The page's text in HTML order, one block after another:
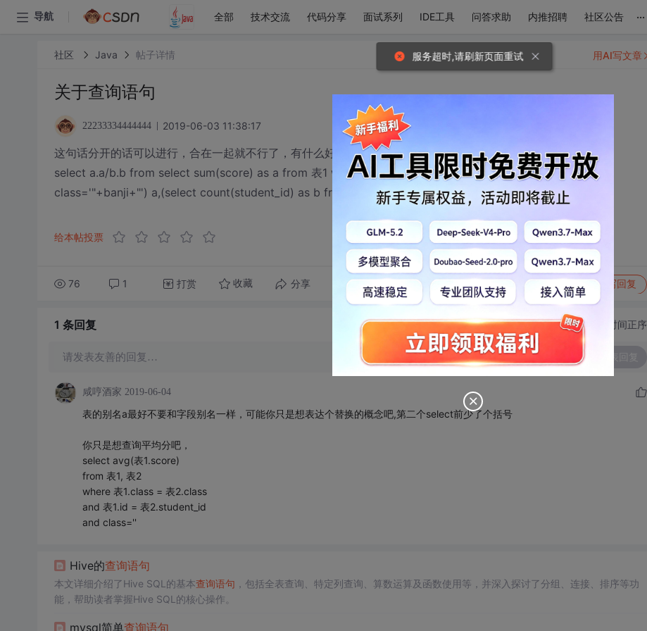
导航 全部 技术交流 代码分享 面试系列 IDE工具 问答求助 内推招聘 社区公告 ...
社区 Java 帖子详情
关于查询语句
22233334444444 2019-06-03 11:38:17
这句话分开的话可以进行，合在一起就不行了，有什么好的办法吗？
select a.a/b.b from select sum(score) as a from 表1 where id in (select student_id from 表2 where
class='"+banji+"') a,(select count(student_id) as b from 表2 where class='"+banji+"') b";
给本帖投票
76 1 打赏 收藏 分享 转发到动态 举报 写回复
用AI写文章
1 条回复 切换为时间正序
请发表友善的回复…
咸哼酒家 2019-06-04
表的别名a最好不要和字段别名一样，可能你只是想表达个替换的概念吧,第二个select前少了个括号
你只是想查询平均分吧，
select avg(表1.score)
from 表1, 表2
where 表1.class = 表2.class
and 表1.id = 表2.student_id
and class=''
Hive的查询语句
本文详细介绍了Hive SQL的基本查询语句 ，包括全表查询、特定列查询、算数运算及函数使用等，并深入探讨了分组、连接、排序等功
能，帮助读者掌握Hive SQL的核心操作。
mysql简单查询语句
服务超时,请刷新页面重试